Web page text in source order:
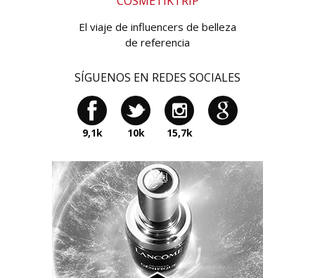
El viaje de influencers de belleza
de referencia
SÍGUENOS EN REDES SOCIALES
9,1k 10k 15,7k